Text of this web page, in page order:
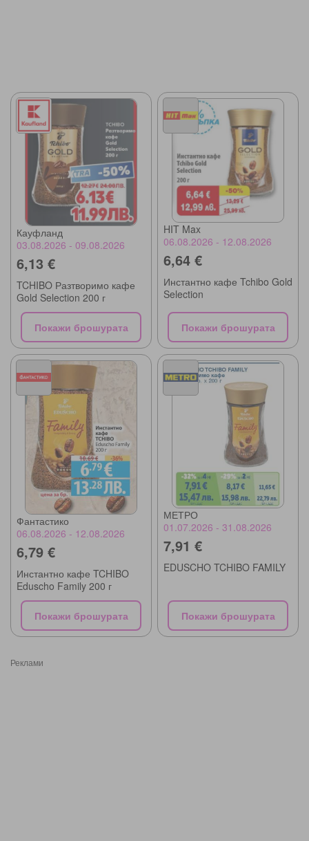
Кауфланд
03.08.2026 - 09.08.2026
6,13 €
TCHIBO Разтворимо кафе
Gold Selection 200 г
Покажи брошурата
HIT Max
06.08.2026 - 12.08.2026
6,64 €
Инстантно кафе Tchibo Gold
Selection
Покажи брошурата
Фантастико
06.08.2026 - 12.08.2026
6,79 €
Инстантно кафе TCHIBO
Eduscho Family 200 г
Покажи брошурата
МЕТРО
01.07.2026 - 31.08.2026
7,91 €
EDUSCHO TCHIBO FAMILY
Покажи брошурата
Реклами